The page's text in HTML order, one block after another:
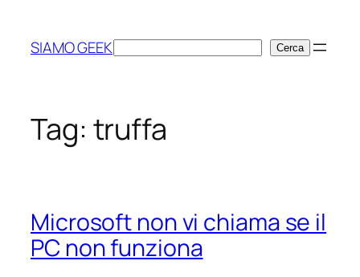
contenuto
SIAMO GEEKCerca Cerca
Tag: truffa
Microsoft non vi chiama se il
PC non funziona